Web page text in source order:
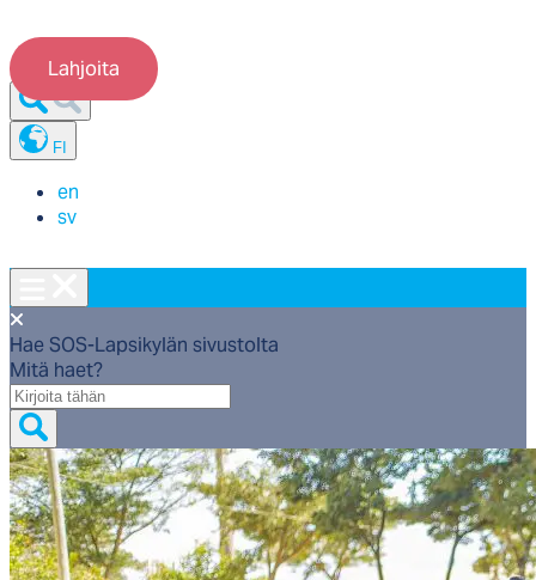
Lahjoita
FI
en
sv
Hae SOS-Lapsikylän sivustolta
Mitä haet?
Mitä
haet?